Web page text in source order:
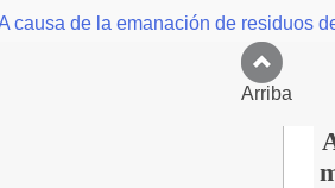
causa de la emanación de residuos